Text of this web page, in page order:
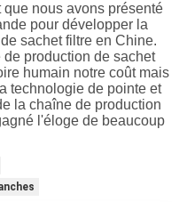
nous avons présenté
pour développer la
sachet filtre en Chine.
production de sachet
humain notre coût mais
technologie de pointe et
la chaîne de production
l'éloge de beaucoup